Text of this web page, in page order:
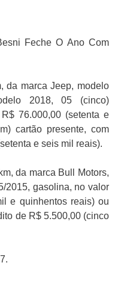
Feche O Ano Com
da marca Jeep, modelo
2018, 05 (cinco)
76.000,00 (setenta e
cartão presente, com
e seis mil reais).
da marca Bull Motors,
2015, gasolina, no valor
e quinhentos reais) ou
de R$ 5.500,00 (cinco